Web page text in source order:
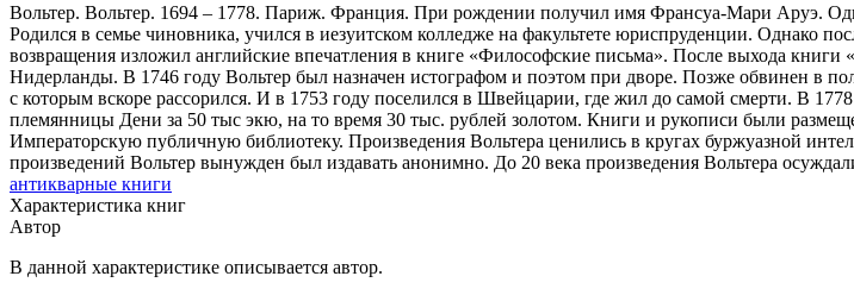
Вольтер. Вольтер. 1694 – 1778. Париж. Франция. При рождении получил имя Франсуа-Мари Аруэ.
Родился в семье чиновника, учился в иезуитском колледже на факультете юриспруденции. Однако
возвращения изложил английские впечатления в книге «Философские письма». После выхода
Нидерланды. В 1746 году Вольтер был назначен истографом и поэтом при дворе. Позже обвинен в
с которым вскоре рассорился. И в 1753 году поселился в Швейцарии, где жил до самой смерти. В
племянницы Дени за 50 тыс экю, на то время 30 тыс. рублей золотом. Книги и рукописи были
Императорскую публичную библиотеку. Произведения Вольтера ценились в кругах буржуазной
произведений Вольтер вынужден был издавать анонимно. До 20 века произведения Вольтера
антикварные книги
Характеристика книг
Автор
В данной характеристике описывается автор.